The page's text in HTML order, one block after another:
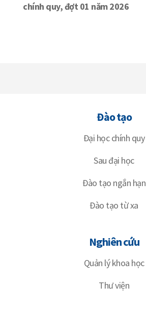
chính quy, đợt 01 năm 2026
Đào tạo
Đại học chính quy
Sau đại học
Đào tạo ngắn hạn
Đào tạo từ xa
Nghiên cứu
Quản lý khoa học
Thư viện